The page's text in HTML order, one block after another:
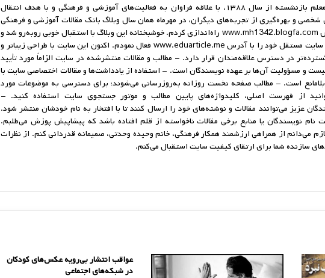
من، یک معلم بازنشسته از سال ۱۳۸۸، با علاقه فراوان به فعالیت‌های آموزشی و فرهنگی و با هدف انتقال
شخصی و بهره‌گیری از تجربه‌های دیگران، در مهرماه همان سال وبلاگ بانک مقالات آموزشی و فرهنگی
را با آدرس www.mh1342.blogfa.com راه‌اندازی کردم. خوشبختانه این وبلاگ با استقبال خوبی روبه‌رو شد و
در ادامه، سایت مستقل خود را با آدرس www.eduarticle.me فعال نمودم. اکنون این سایت با طراحی زیباتر و
در دسترس علاقه‌مندان قرار دارد. - مطالب و مقالات منتشرشده در سایت الزاماً مورد تأیید
و مسؤولیت آن‌ها بر عهده نویسندگان است. - استفاده از یادداشت‌ها و مقالات اختصاصی سایت با
بلامانع است. - مطالب صفحه نخست روزانه به‌روزرسانی می‌شوند؛ برای دسترسی به موضوعات مورد
از فهرست اصلی، کلیدواژه‌های پایین مطالب و موتور جستجوی سایت استفاده کنید. -
عزیز می‌توانند مقالات و نوشته‌های خود را ارسال کنند تا با افتخار به نام خودشان منتشر شود.
نام نویسندگان یا منابع برخی مقالات ناخواسته از قلم افتاده باشد که پیشاپیش پوزش می‌طلبم.
می‌دانم از همراهی ارزشمند همکار فرهنگی، خانم وحیده وحدتی، صمیمانه قدردانی کنم. از نظرات
سازنده شما برای ارتقای کیفیت سایت استقبال می‌کنم.
عواقب‌ انتشار بی‌رویه عکس‌های کودکان
در شبکه‌های اجتماعی